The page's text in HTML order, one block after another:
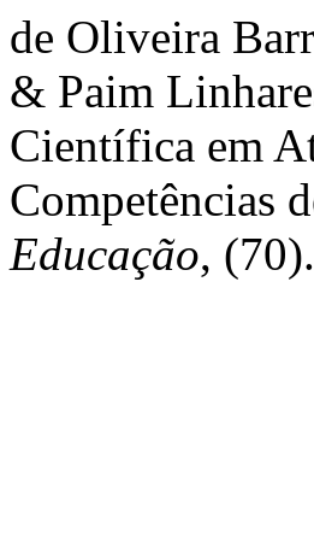
de Oliveira
& Paim
Científica em
Competências
Educação,